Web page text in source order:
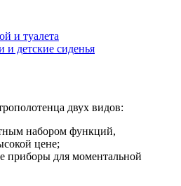
и туалета
и детские сиденья
двух видов:
набором функций,
цене;
приборы для моментальной